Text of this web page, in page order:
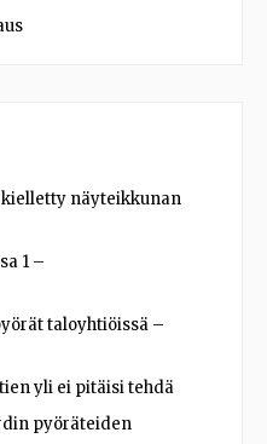
näyteikkunan
1 –
taloyhtiöissä –
yli ei pitäisi tehdä
pyöräteiden